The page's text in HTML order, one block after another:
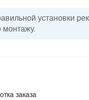
установки
монтажу.
заказа